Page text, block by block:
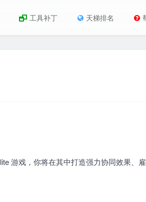
工具补丁 天梯排名
游戏，你将在其中打造强力协同效果、